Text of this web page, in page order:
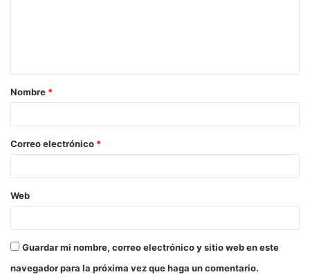
a
r
*
Nombre *
Correo electrónico *
Web
Guardar mi nombre, correo electrónico y sitio web en este
navegador para la próxima vez que haga un comentario.